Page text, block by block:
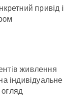
привід і
живлення
індивідуальне